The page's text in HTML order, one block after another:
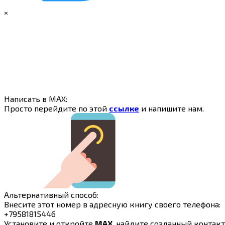
×
Написать в MAX:
Просто перейдите по этой ссылке и напишите нам.
Альтернативный способ:
Внесите этот номер в адресную книгу своего телефона:
+79581815446